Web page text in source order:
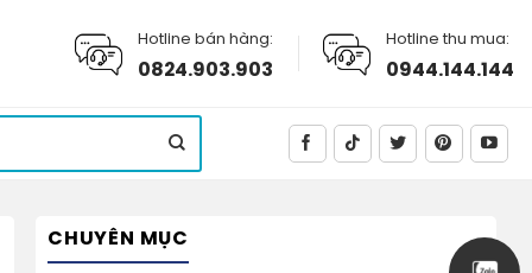
Hotline bán hàng:
0824.903.903
Hotline thu mua:
0944.144.144
CHUYÊN MỤC